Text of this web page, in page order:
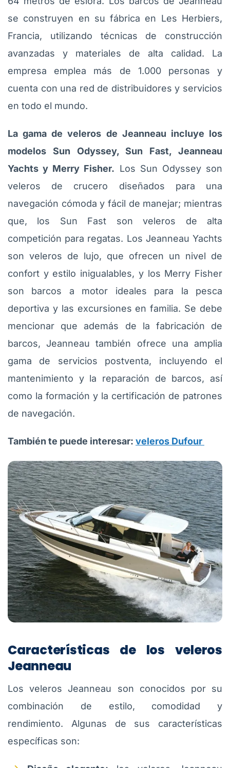
se construyen en su fábrica en Les Herbiers,
Francia, utilizando técnicas de construcción
avanzadas y materiales de alta calidad. La
empresa emplea más de 1.000 personas y
cuenta con una red de distribuidores y servicios
en todo el mundo.
La gama de veleros de Jeanneau incluye los
modelos Sun Odyssey, Sun Fast, Jeanneau
Yachts y Merry Fisher. Los Sun Odyssey son
veleros de crucero diseñados para una
navegación cómoda y fácil de manejar; mientras
que, los Sun Fast son veleros de alta
competición para regatas. Los Jeanneau Yachts
son veleros de lujo, que ofrecen un nivel de
confort y estilo inigualables, y los Merry Fisher
son barcos a motor ideales para la pesca
deportiva y las excursiones en familia. Se debe
mencionar que además de la fabricación de
barcos, Jeanneau también ofrece una amplia
gama de servicios postventa, incluyendo el
mantenimiento y la reparación de barcos, así
como la formación y la certificación de patrones
de navegación.
También te puede interesar: veleros Dufour
Características de los veleros
Jeanneau
Los veleros Jeanneau son conocidos por su
combinación de estilo, comodidad y
rendimiento. Algunas de sus características
específicas son: